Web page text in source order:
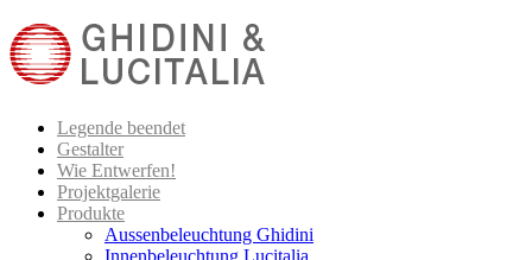
Legende beendet
Gestalter
Wie Entwerfen!
Projektgalerie
Produkte
Aussenbeleuchtung Ghidini
Innenbeleuchtung Lucitalia